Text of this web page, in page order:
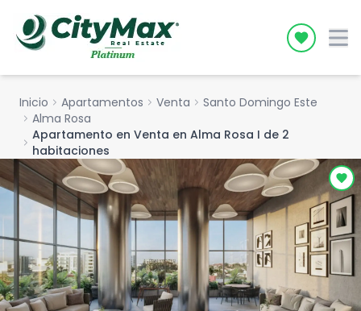
Icon
Inicio chevron_right Apartamentos chevron_right Venta chevron_right Santo Domingo Este
chevron_right Alma Rosa
chevron_right Apartamento en Venta en Alma Rosa I de 2
habitaciones